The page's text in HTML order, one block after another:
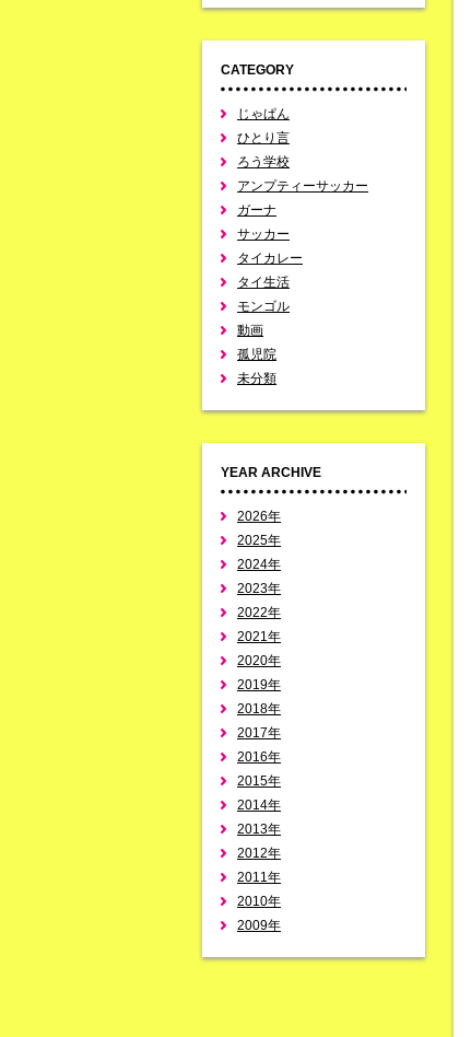
CATEGORY
じゃぱん
ひとり言
ろう学校
アンプティーサッカー
ガーナ
サッカー
タイカレー
タイ生活
モンゴル
動画
孤児院
未分類
YEAR ARCHIVE
2026年
2025年
2024年
2023年
2022年
2021年
2020年
2019年
2018年
2017年
2016年
2015年
2014年
2013年
2012年
2011年
2010年
2009年